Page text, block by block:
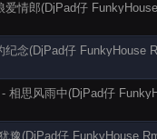
爱情郎(DjPad仔
纪念(DjPad仔 FunkyHouse
豫(DjPad仔 FunkyHouse